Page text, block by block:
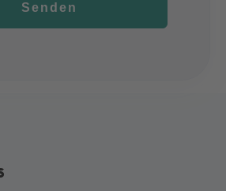
Senden